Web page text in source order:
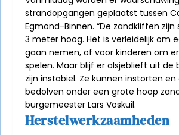
strandopgangen geplaatst tussen
Egmond-Binnen. “De zandkliffen zijn
3 meter hoog. Het is verleidelijk om
gaan nemen, of voor kinderen om
spelen. Maar blijf er alsjeblieft uit de
zijn instabiel. Ze kunnen instorten
bedolven onder een grote hoop
burgemeester Lars Voskuil.
Herstelwerkzaamheden